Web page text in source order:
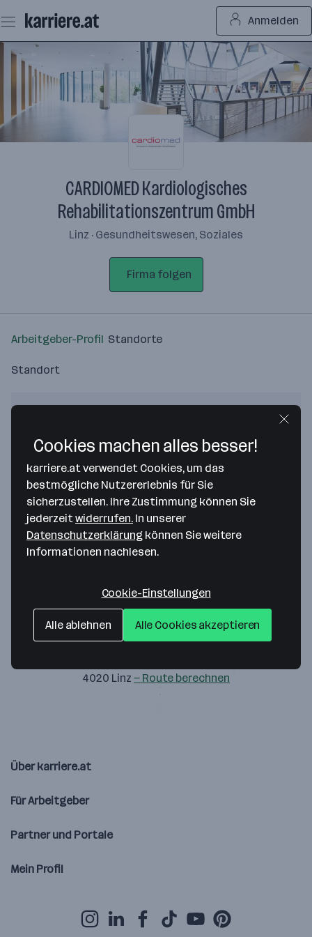
Seiteninhalt
springen
Anmelden
CARDIOMED Kardiologisches
Rehabilitationszentrum GmbH
Linz · Gesundheitswesen, Soziales
Firma folgen
Arbeitgeber-Profil Standorte
Standort
Bitte stimme unseren Cookie-
Richtlinien zu, um diese Karte
anzuzeigen.
Zustimmung geben
CARDIOMED Kardiologisches
Rehabilitationszentrum GmbH
4020 Linz — Route berechnen
Über karriere.at
Für Arbeitgeber
Partner und Portale
Mein Profil
Cookies machen alles besser!
karriere.at verwendet Cookies, um das
bestmögliche Nutzererlebnis für Sie
sicherzustellen. Ihre Zustimmung können Sie
jederzeitwiderrufen. In unserer
Datenschutzerklärung können Sie weitere
Informationen nachlesen.
Cookie-Einstellungen
Alle ablehnen Alle Cookies akzeptieren